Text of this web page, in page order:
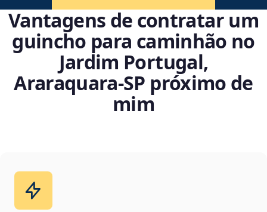
Vantagens de contratar um
guincho para caminhão no
Jardim Portugal,
Araraquara‑SP próximo de
mim